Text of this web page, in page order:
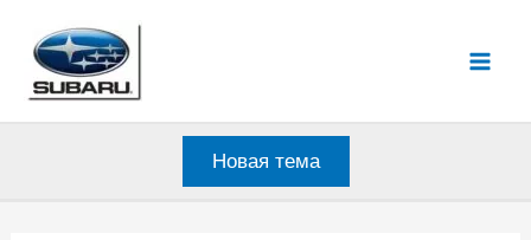
содержимому
Новая тема